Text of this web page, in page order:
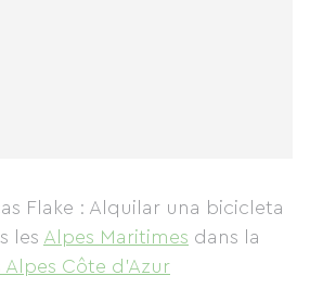
Flake : Alquilar una bicicleta
les Alpes Maritimes dans la
Alpes Côte d'Azur